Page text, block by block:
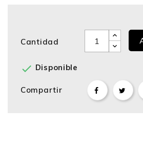
Cantidad
 Disponible
Compartir